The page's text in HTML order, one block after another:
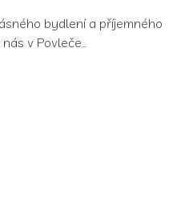
bydlení a příjemného
v Povleče...